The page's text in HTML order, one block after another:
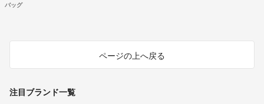
バッグ
ページの上へ戻る
注目ブランド一覧